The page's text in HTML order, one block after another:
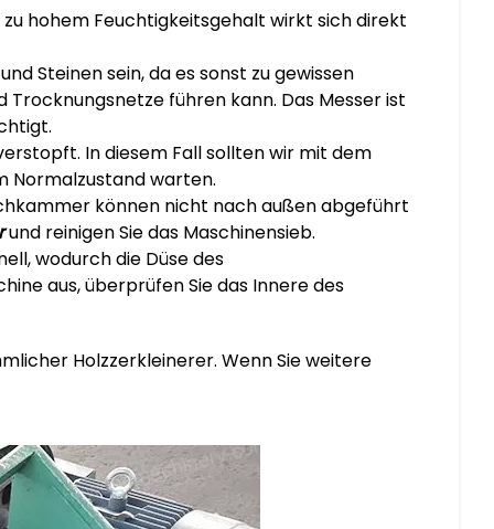
hohem Feuchtigkeitsgehalt wirkt sich direkt
Steinen sein, da es sonst zu gewissen
führen kann. Das Messer ist
In diesem Fall sollten wir mit dem
Normalzustand warten.
können nicht nach außen abgeführt
und reinigen Sie das Maschinensieb.
wodurch die Düse des
aus, überprüfen Sie das Innere des
Holzzerkleinerer. Wenn Sie weitere